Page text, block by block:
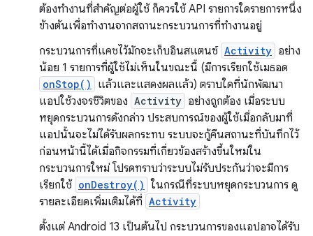
ต้องทำงานที่สำคัญต่อผู้ใช้ ก็ควรใช้ API รายการใดรายการหนึ่ง
ข้างต้นเพื่อทำงานจากสถานะกระบวนการที่ทำงานอยู่
กระบวนการที่แคชไว้มักจะเก็บอินสแตนซ์ Activity อย่าง
น้อย 1 รายการที่ผู้ใช้ไม่เห็นในขณะนี้ (มีการเรียกใช้เมธอด
onStop()
แล้วและแสดงผลแล้ว) ตราบใดที่นักพัฒนา
แอปใช้วงจรชีวิตของ Activity อย่างถูกต้อง เมื่อระบบ
หยุดกระบวนการดังกล่าว ประสบการณ์ของผู้ใช้เมื่อกลับมาที่
แอปนั้นจะไม่ได้รับผลกระทบ ระบบจะกู้คืนสถานะที่บันทึกไว้
ก่อนหน้านี้ได้เมื่อกิจกรรมที่เกี่ยวข้องสร้างขึ้นใหม่ใน
กระบวนการใหม่ โปรดทราบว่าระบบไม่รับประกันว่าจะมีการ
เรียกใช้ onDestroy() ในกรณีที่ระบบหยุดกระบวนการ ดู
รายละเอียดเพิ่มเติมได้ที่ Activity
ตั้งแต่ Android 13 เป็นต้นไป กระบวนการของแอปอาจได้รับ